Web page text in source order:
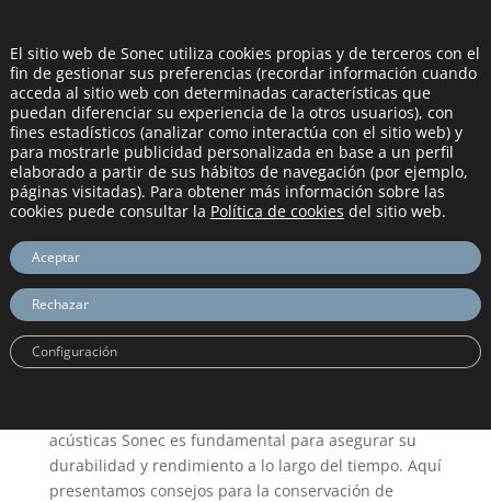
porsonec|Dic 20, 2023|SONEC
acústicas Sonec es fundamental para asegurar su
durabilidad y rendimiento a lo largo del tiempo. Aquí
presentamos consejos para la conservación de
El sitio web de Sonec utiliza cookies propias y de terceros con el
fin de gestionar sus preferencias (recordar información cuando
acceda al sitio web con determinadas características que
puedan diferenciar su experiencia de la otros usuarios), con
fines estadísticos (analizar como interactúa con el sitio web) y
para mostrarle publicidad personalizada en base a un perfil
elaborado a partir de sus hábitos de navegación (por ejemplo,
páginas visitadas). Para obtener más información sobre las
cookies puede consultar la Política de cookies del sitio web.
Aceptar
Rechazar
Configuración